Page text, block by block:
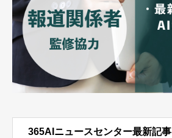
365AIニュースセンター最新記事